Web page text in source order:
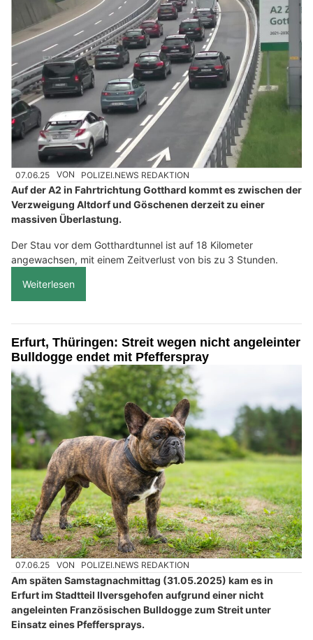
07.06.25 VON POLIZEI.NEWS REDAKTION
Auf der A2 in Fahrtrichtung Gotthard kommt es zwischen der
Verzweigung Altdorf und Göschenen derzeit zu einer
massiven Überlastung.
Der Stau vor dem Gotthardtunnel ist auf 18 Kilometer
angewachsen, mit einem Zeitverlust von bis zu 3 Stunden.
Weiterlesen
Erfurt, Thüringen: Streit wegen nicht angeleinter
Bulldogge endet mit Pfefferspray
07.06.25 VON POLIZEI.NEWS REDAKTION
Am späten Samstagnachmittag (31.05.2025) kam es in
Erfurt im Stadtteil Ilversgehofen aufgrund einer nicht
angeleinten Französischen Bulldogge zum Streit unter
Einsatz eines Pfeffersprays.